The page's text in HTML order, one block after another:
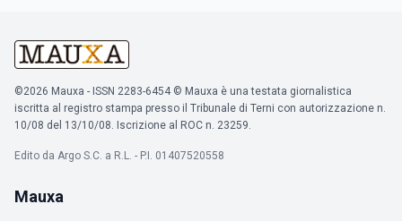
©2026 Mauxa - ISSN 2283-6454 © Mauxa è una testata giornalistica
iscritta al registro stampa presso il Tribunale di Terni con autorizzazione n.
10/08 del 13/10/08. Iscrizione al ROC n. 23259.
Edito da Argo S.C. a R.L. - P.I. 01407520558
Mauxa